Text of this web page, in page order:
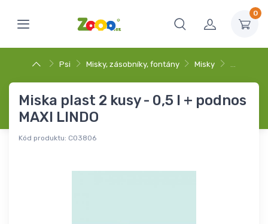
0
Psi Misky, zásobníky, fontány Misky …
Miska plast 2 kusy - 0,5 l + podnos
MAXI LINDO
Kód produktu: C03806